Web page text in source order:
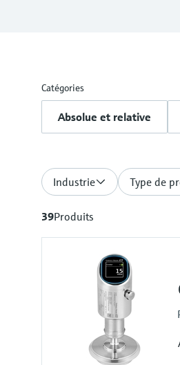
Catégories
Absolue et relative
Industrie Type de
39Produits